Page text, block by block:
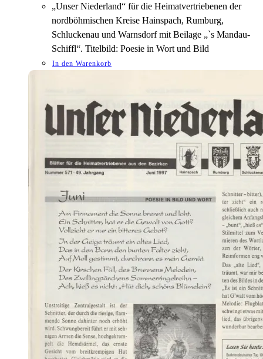
„Unser Niederland“ für die Heimatvertriebenen der
nordböhmischen Kreise Hainspach, Rumburg,
Schluckenau und Warnsdorf mit Beilage „`s Mandau-
Schiffl“. Titelbild: Poesie in Wort und Bild
In den Warenkorb